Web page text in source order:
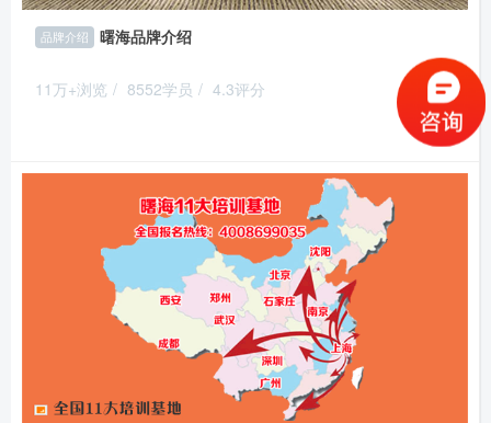
品牌介绍 曙海品牌介绍
11万+浏览 / 8552学员 / 4.3评分
推荐